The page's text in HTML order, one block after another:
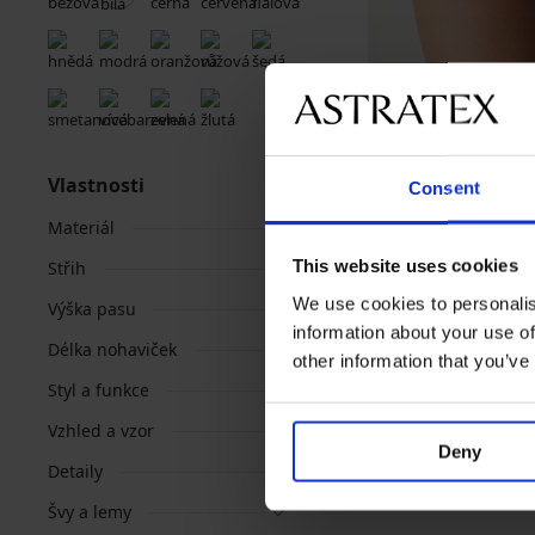
Consent
This website uses cookies
We use cookies to
information about your use
other information that
Deny
Vlastnosti
Materiál
Střih
Výška pasu
Délka nohaviček
Styl a funkce
Vzhled a vzor
Detaily
Švy a lemy
Klasické kalhotky
499 Kč